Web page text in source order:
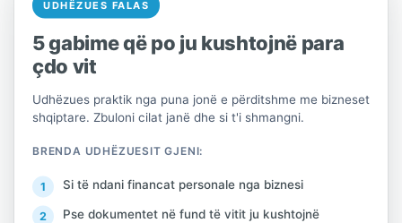
edhe institucionet financiare, në sportel
apo online.
Një element thelbësor i kësaj amnistie
është mënyra e taksimit të saj sipas
pasurinë e patundshme do të jetë me tre
fasha dhe varion nga 5-10% sipas
shpejtësisë së deklarimit vullnetar. Kështu
UDHËZUES FALAS
5 gabime që po ju kushtojnë para
çdo vit
Udhëzues praktik nga puna jonë e përditshme me bizneset
shqiptare. Zbuloni cilat janë dhe si t'i shmangni.
BRENDA UDHËZUESIT GJENI:
Si të ndani financat personale nga biznesi
Pse dokumentet në fund të vitit ju kushtojnë